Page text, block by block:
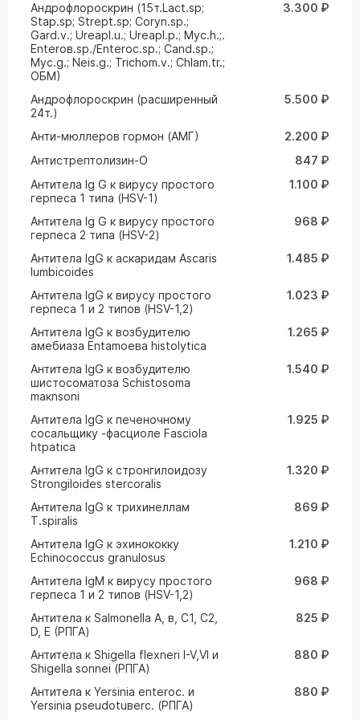
Андрофлороскрин (15т.Lact.sp;
Stap.sp; Strept.sp; Coryn.sp.;
Gard.v.; Ureapl.u.; Ureapl.p.; Myc.h.;.
Enteroв.sp./Enteroc.sp.; Cand.sp.;
Myc.g.; Neis.g.; Trichom.v.; Chlam.tr.;
ОБМ)
3.300 ₽
Андрофлороскрин (расширенный
24т.)
5.500 ₽
Анти-мюллеров гормон (АМГ)
2.200 ₽
Антистрептолизин-О
847 ₽
Антитела Ig G к вирусу простого
герпеса 1 типа (HSV-1)
1.100 ₽
Антитела Ig G к вирусу простого
герпеса 2 типа (HSV-2)
968 ₽
Антитела IgG к аскаридам Ascaris
lumbicoides
1.485 ₽
Антитела IgG к вирусу простого
герпеса 1 и 2 типов (HSV-1,2)
1.023 ₽
Антитела IgG к возбудителю
амебиаза Entamoeвa histolytica
1.265 ₽
Антитела IgG к возбудителю
шистосоматоза Schistosoma
maкnsoni
1.540 ₽
Антитела IgG к печеночному
сосальщику -фасциоле Fasciola
htpatica
1.925 ₽
Антитела IgG к стронгилоидозу
Strongiloides stercoralis
1.320 ₽
Антитела IgG к трихинеллам
T.spiralis
869 ₽
Антитела IgG к эхинококку
Echinococcus granulosus
1.210 ₽
Антитела IgM к вирусу простого
герпеса 1 и 2 типов (HSV-1,2)
968 ₽
Антитела к Salmonella A, в, C1, C2,
D, E (РПГА)
825 ₽
Антитела к Shigella flexneri I-V,VI и
Shigella sonnei (РПГА)
880 ₽
Антитела к Yersinia enteroc. и
Yersinia pseudotuвerc. (РПГА)
880 ₽